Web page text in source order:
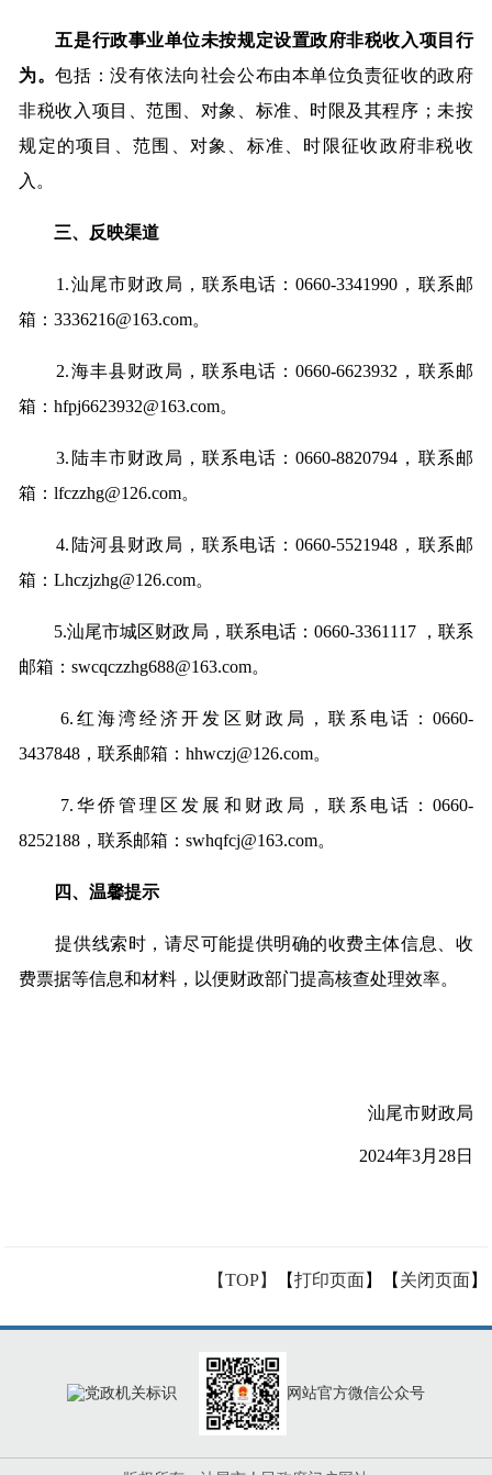
五是行政事业单位未按规定设置政府非税收入项目行
为。包括：没有依法向社会公布由本单位负责征收的政府
非税收入项目、范围、对象、标准、时限及其程序；未按
规定的项目、范围、对象、标准、时限征收政府非税收
入。
三、反映渠道
1.汕尾市财政局，联系电话：0660-3341990，联系邮
箱：3336216@163.com。
2.海丰县财政局，联系电话：0660-6623932，联系邮
箱：hfpj6623932@163.com。
3.陆丰市财政局，联系电话：0660-8820794，联系邮
箱：lfczzhg@126.com。
4.陆河县财政局，联系电话：0660-5521948，联系邮
箱：Lhczjzhg@126.com。
5.汕尾市城区财政局，联系电话：0660-3361117 ，联系
邮箱：swcqczzhg688@163.com。
6.红海湾经济开发区财政局，联系电话：0660-
3437848，联系邮箱：hhwczj@126.com。
7.华侨管理区发展和财政局，联系电话：0660-
8252188，联系邮箱：swhqfcj@163.com。
四、温馨提示
提供线索时，请尽可能提供明确的收费主体信息、收
费票据等信息和材料，以便财政部门提高核查处理效率。
汕尾市财政局
2024年3月28日
【TOP】 【打印页面】【 关闭页面】
网站官方微信公众号